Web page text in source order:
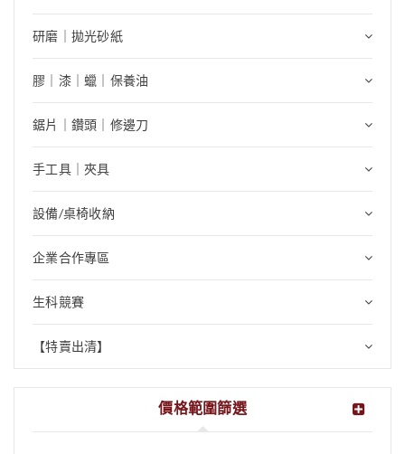
研磨｜拋光砂紙
膠｜漆｜蠟｜保養油
鋸片｜鑽頭｜修邊刀
手工具｜夾具
設備/桌椅收納
企業合作專區
生科競賽
【特賣出清】
價格範圍篩選